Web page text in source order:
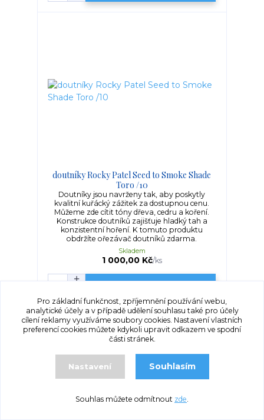
doutníky Rocky Patel Seed to Smoke Shade
Toro /10
Doutníky jsou navrženy tak, aby poskytly
kvalitní kuřácký zážitek za dostupnou cenu.
Můžeme zde cítit tóny dřeva, cedru a koření.
Konstrukce doutníků zajišťuje hladký tah a
konzistentní hoření. K tomuto produktu
obdržíte ořezávač doutníků zdarma.
1 000,00 Kč/ks
Skladem
Pro základní funkčnost, zpříjemnění používání webu,
analytické účely a v případě udělení souhlasu také pro účely
cílení reklamy využíváme soubory cookies. Nastavení vlastních
preferencí cookies můžete kdykoli upravit odkazem ve spodní
části stránek.
Nastavení Souhlasím
Souhlas můžete odmítnout zde